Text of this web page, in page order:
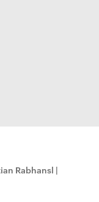
Rabhansl |